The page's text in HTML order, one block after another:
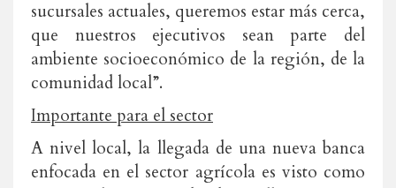
sucursales actuales, queremos estar más cerca,
que nuestros ejecutivos sean parte del
ambiente socioeconómico de la región, de la
comunidad local”.
Importante para el sector
A nivel local, la llegada de una nueva banca
enfocada en el sector agrícola es visto como